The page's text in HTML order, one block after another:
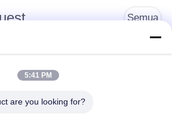
Semua
Bahan Kartu PVC
Digital Printing PVC
5:41 PM
are you looking for?